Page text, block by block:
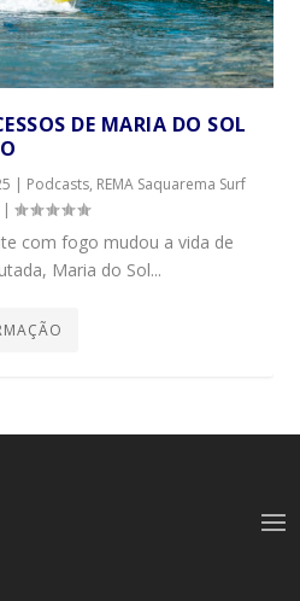
DE MARIA DO SOL
| Podcasts, REMA Saquarema Surf
|
com fogo mudou a vida de
Maria do Sol...